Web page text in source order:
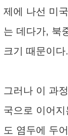
제에 나선 미
는 데다가, 북
크기 때문이다.
그러나 이 과
국으로 이어
도 염두에 두